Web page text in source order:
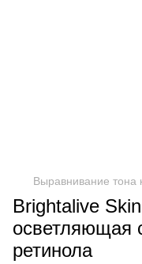
Выравнивание тона
Brightalive
осветляющая
ретинола